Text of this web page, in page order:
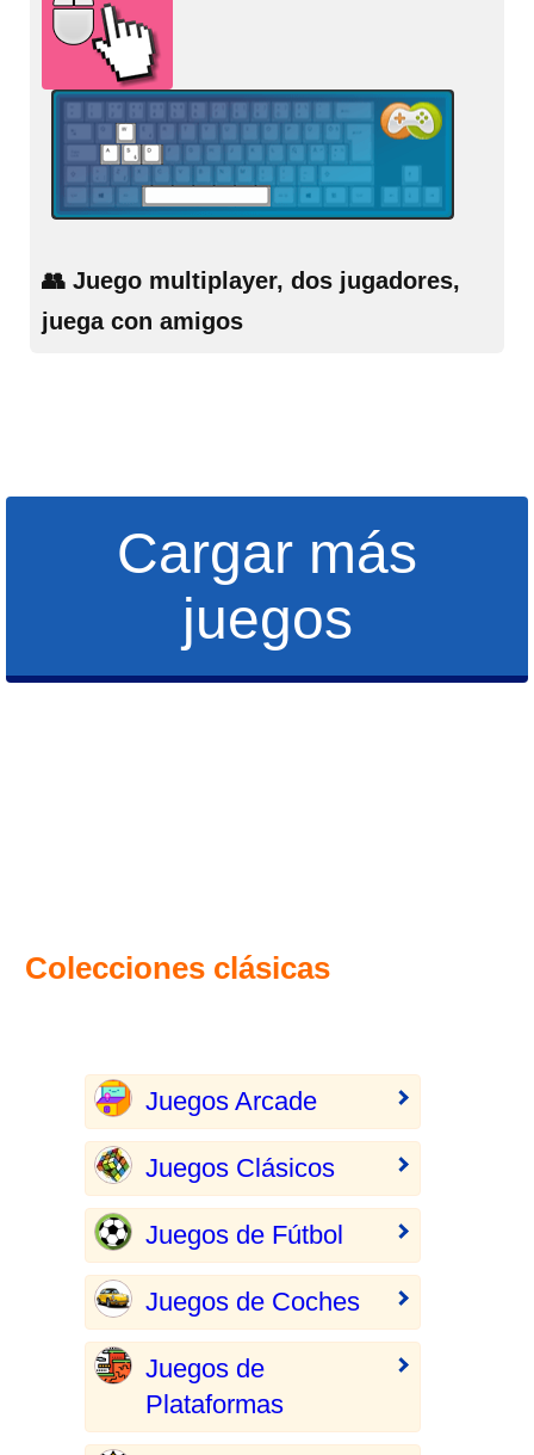
👥 Juego multiplayer, dos jugadores,
juega con amigos
Cargar más
juegos
Colecciones clásicas
Juegos Arcade
Juegos Clásicos
Juegos de Fútbol
Juegos de Coches
Juegos de
Plataformas